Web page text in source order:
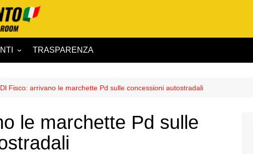
e agroalimentare
Territorio
TRASPARENZA
Dl Fisco: arrivano le marchette Pd sulle concessioni autostradali
le marchette Pd sulle